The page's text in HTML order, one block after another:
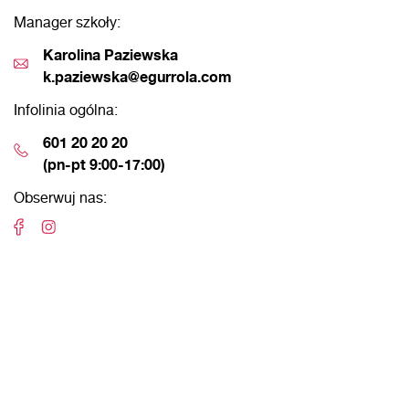
Manager szkoły:
Karolina Paziewska
k.paziewska@egurrola.com
Infolinia ogólna:
601 20 20 20
(pn-pt 9:00-17:00)
Obserwuj nas: